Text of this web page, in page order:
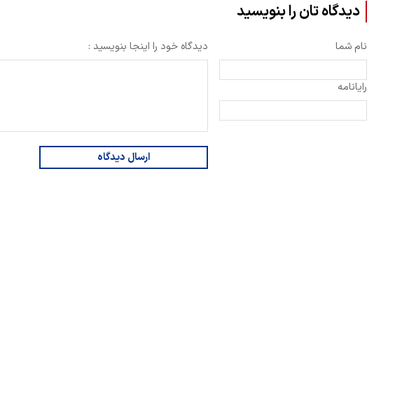
دیدگاه تان را بنویسید
نام شما
رایانامه
دیدگاه خود را اینجا بنویسید :
ارسال دیدگاه